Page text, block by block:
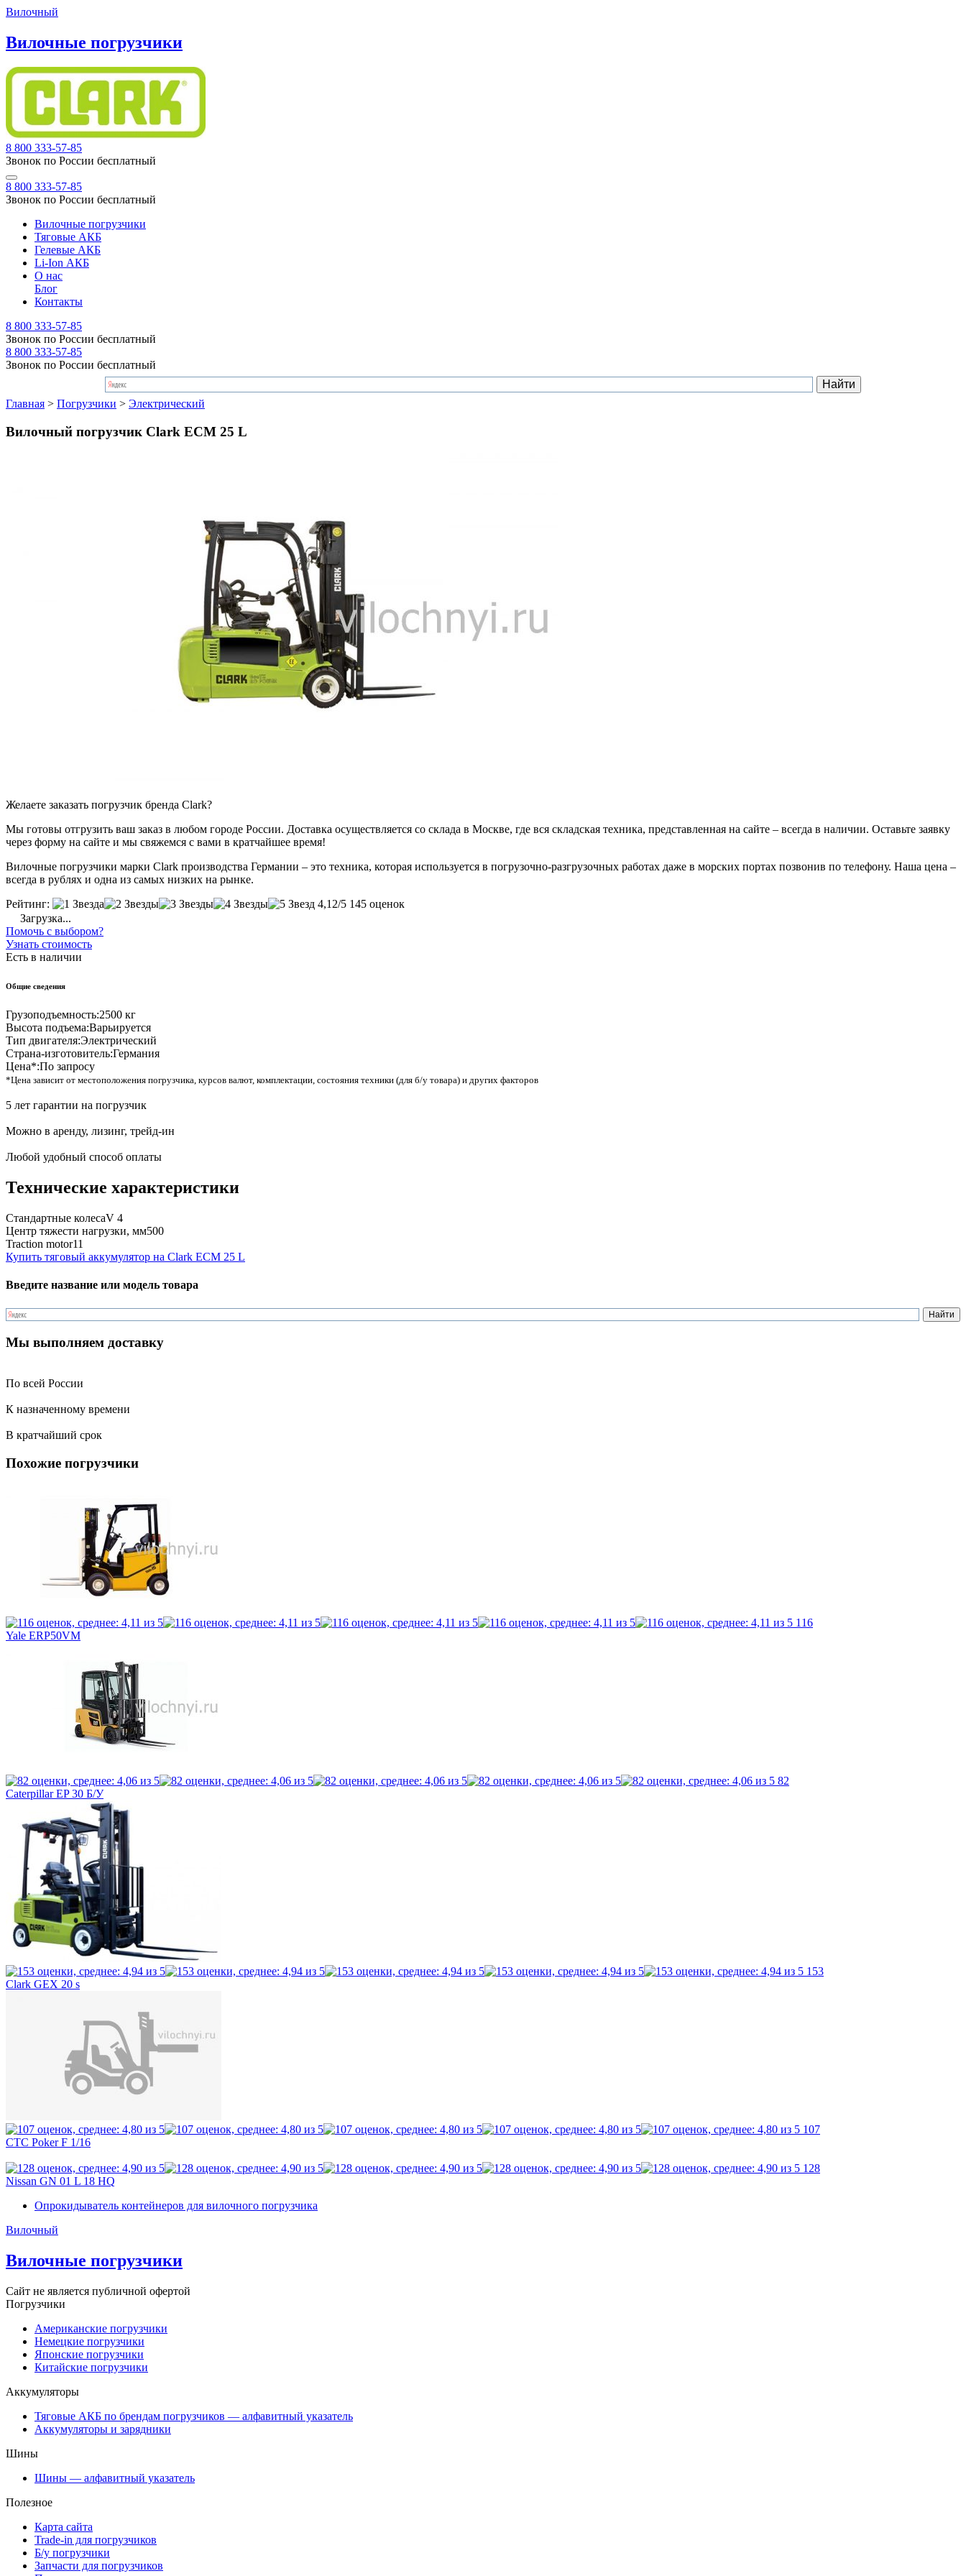
Вилочный
Вилочные погрузчики
8 800 333-57-85
Звонок по России бесплатный
8 800 333-57-85
Звонок по России бесплатный
Вилочные погрузчики
Тяговые АКБ
Гелевые АКБ
Li-Ion АКБ
О нас
Блог
Контакты
8 800 333-57-85
Звонок по России бесплатный
8 800 333-57-85
Звонок по России бесплатный
Главная > Погрузчики > Электрический
Вилочный погрузчик Clark ECM 25 L
Желаете заказать погрузчик бренда Clark?
Мы готовы отгрузить ваш заказ в любом городе России. Доставка осуществляется со склада в Москве, где вся складская техника, представленная на сайте – всегда в наличии. Оставьте заявку
через форму на сайте и мы свяжемся с вами в кратчайшее время!
Вилочные погрузчики марки Clark производства Германии – это техника, которая используется в погрузочно-разгрузочных работах даже в морских портах позвонив по телефону. Наша цена –
всегда в рублях и одна из самых низких на рынке.
Рейтинг:
4,12/5 145 оценок
Загрузка...
Помочь с выбором?
Узнать стоимость
Есть в наличии
Общие сведения
Грузоподъемность:2500 кг
Высота подъема:Варьируется
Тип двигателя:Электрический
Страна-изготовитель:Германия
Цена*:По запросу
*Цена зависит от местоположения погрузчика, курсов валют, комплектации, состояния техники (для б/у товара) и других факторов
5 лет гарантии на погрузчик
Можно в аренду, лизинг, трейд-ин
Любой удобный способ оплаты
Технические характеристики
Стандартные колесаV 4
Центр тяжести нагрузки, мм500
Traction motor11
Купить тяговый аккумулятор на Clark ECM 25 L
Введите название или модель товара
Мы выполняем доставку
По всей России
К назначенному времени
В кратчайший срок
Похожие погрузчики
116
Yale ERP50VM
82
Caterpillar EP 30 Б/У
153
Clark GEX 20 s
107
CTC Poker F 1/16
128
Nissan GN 01 L 18 HQ
Опрокидыватель контейнеров для вилочного погрузчика
Вилочный
Вилочные погрузчики
Сайт не является публичной офертой
Погрузчики
Американские погрузчики
Немецкие погрузчики
Японские погрузчики
Китайские погрузчики
Аккумуляторы
Тяговые АКБ по брендам погрузчиков — алфавитный указатель
Аккумуляторы и зарядники
Шины
Шины — алфавитный указатель
Полезное
Карта сайта
Trade-in для погрузчиков
Б/у погрузчики
Запчасти для погрузчиков